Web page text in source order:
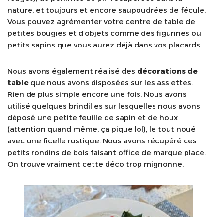
nature, et toujours et encore saupoudrées de fécule.
Vous pouvez agrémenter votre centre de table de
petites bougies et d’objets comme des figurines ou
petits sapins que vous aurez déjà dans vos placards.
Nous avons également réalisé des décorations de
table que nous avons disposées sur les assiettes.
Rien de plus simple encore une fois. Nous avons
utilisé quelques brindilles sur lesquelles nous avons
déposé une petite feuille de sapin et de houx
(attention quand même, ça pique lol), le tout noué
avec une ficelle rustique. Nous avons récupéré ces
petits rondins de bois faisant office de marque place.
On trouve vraiment cette déco trop mignonne.